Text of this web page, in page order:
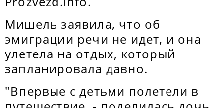
Мишель заявила, что об
эмиграции речи не идет, и она
улетела на отдых, который
запланировала давно.
"Впервые с детьми полетели в